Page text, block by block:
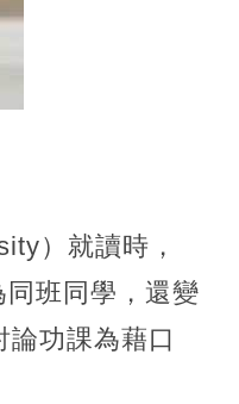
）就讀時，
班同學，還變
功課為藉口